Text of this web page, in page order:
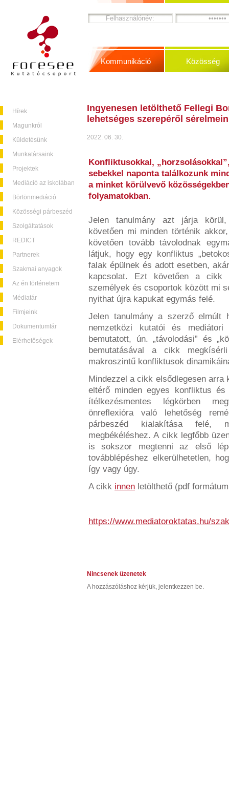
Hírek
Magunkról
Küldetésünk
Munkatársaink
Projektek
Mediáció az iskolában
Börtönmediáció
Közösségi párbeszéd
Szolgáltatások
REDICT
Partnerek
Szakmai anyagok
Az én történetem
Médiatár
Filmjeink
Dokumentumtár
Elérhetőségek
Kommunikáció Közösség
Ingyenesen letölthető Fellegi
lehetséges szerepéről
2022. 06. 30.
Konfliktusokkal,
sebekkel naponta találkozunk
a minket körülvevő
folyamatokban.
Jelen tanulmány azt járja
követően mi minden történik
követően tovább távolodnak
látjuk, hogy egy konfliktus
falak épülnek és adott esetben,
kapcsolat. Ezt követően a cikk
személyek és csoportok között mi
nyithat újra kapukat egymás felé.
Jelen tanulmány a szerző elmúlt
nemzetközi kutatói és
bemutatott, ún. „távolodási” és
bemutatásával a cikk
makroszintű konfliktusok
Mindezzel a cikk elsődlegesen
eltérő minden egyes konfliktus
ítélkezésmentes légkörben
önreflexióra való lehetőség
párbeszéd kialakítása felé,
megbékéléshez. A cikk legfőbb
is sokszor megtenni az első
továbblépéshez elkerülhetetlen,
így vagy úgy.
A cikk innen letölthető (pdf
https://www.mediatoroktatas.hu/
Nincsenek üzenetek
A hozzászóláshoz kérjük, jelentkezzen be.